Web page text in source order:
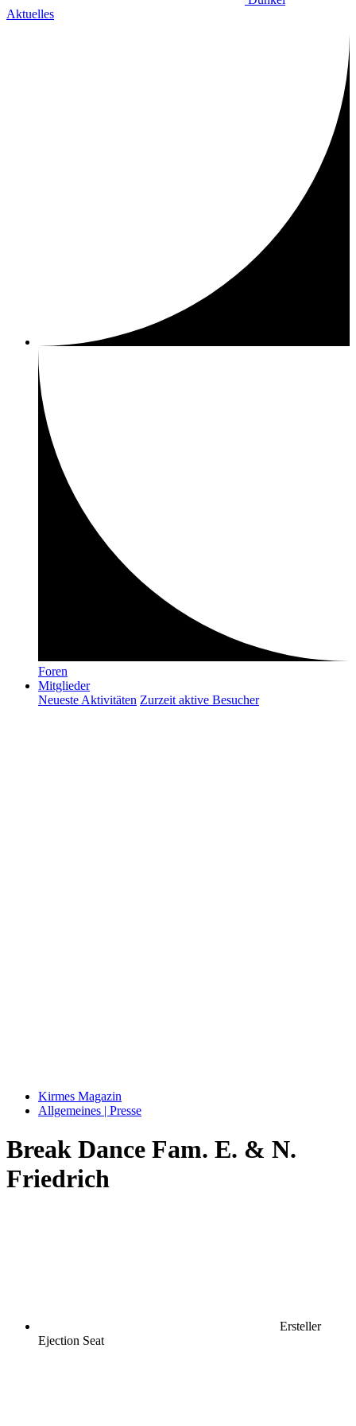
Aktuelles
Foren
Mitglieder
Neueste Aktivitäten Zurzeit aktive Besucher
Kirmes Magazin
Allgemeines | Presse
Break Dance Fam. E. & N.
Friedrich
Ersteller
Ejection Seat